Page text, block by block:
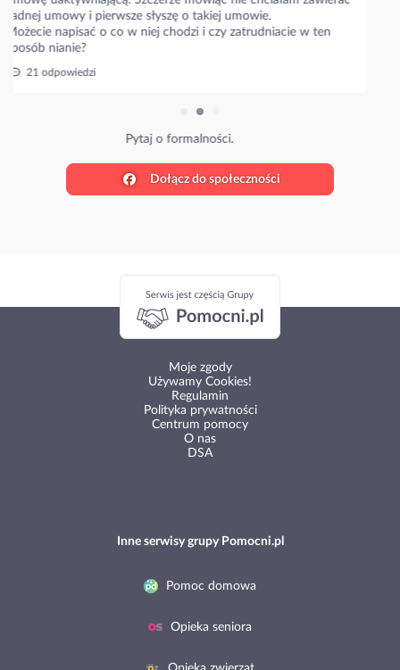
standardowa stawka??
Ile wy płacicie?
Dołącz do społeczności
Używamy Cookies!
Regulamin
Polityka prywatności
Centrum pomocy
O nas
DSA